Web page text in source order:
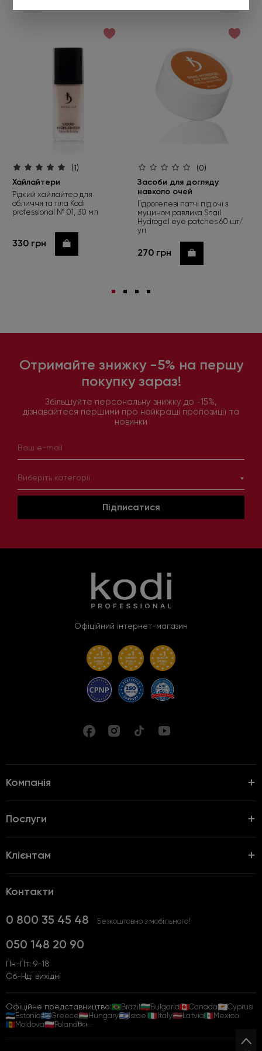
(1)
Хайлайтери
Рідкий хайлайтер для
обличчя та тіла Kodi
professional № 01, 30 мл
330 грн Купити
(0)
Засоби для догляду
навколо очей
Гідрогелеві патчі під очі з
муцином равлика Snail
Hydrogel eye patches 60 шт/
уп
270 грн Купити
Отримайте знижку -5% на першу
покупку зараз!
Збільшуйте персональну знижку до -15%,
дізнавайтеся першими про найкращі пропозиції та
новинки
Виберіть категорії
Підписатися
Офіційний інтернет-магазин
Компанія
Послуги
Клієнтам
Контакти
0 800 35 45 48 Безкоштовно з мобільного!
050 148 20 90
Пн-Пт: 9-18
Сб-Нд: вихідні
Офіційне представництво: Brazil Bulgaria Canada
Cyprus
Estonia
Greece Hungary Israel Italy Latvia
Mexico
Moldova
PolandВсі...